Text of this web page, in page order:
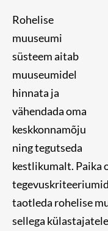
Rohelise
muuseumi
süsteem aitab
muuseumidel
hinnata ja
vähendada oma
keskkonnamõju
ning tegutseda
kestlikumalt. Paika
taotleda rohelise
sellega